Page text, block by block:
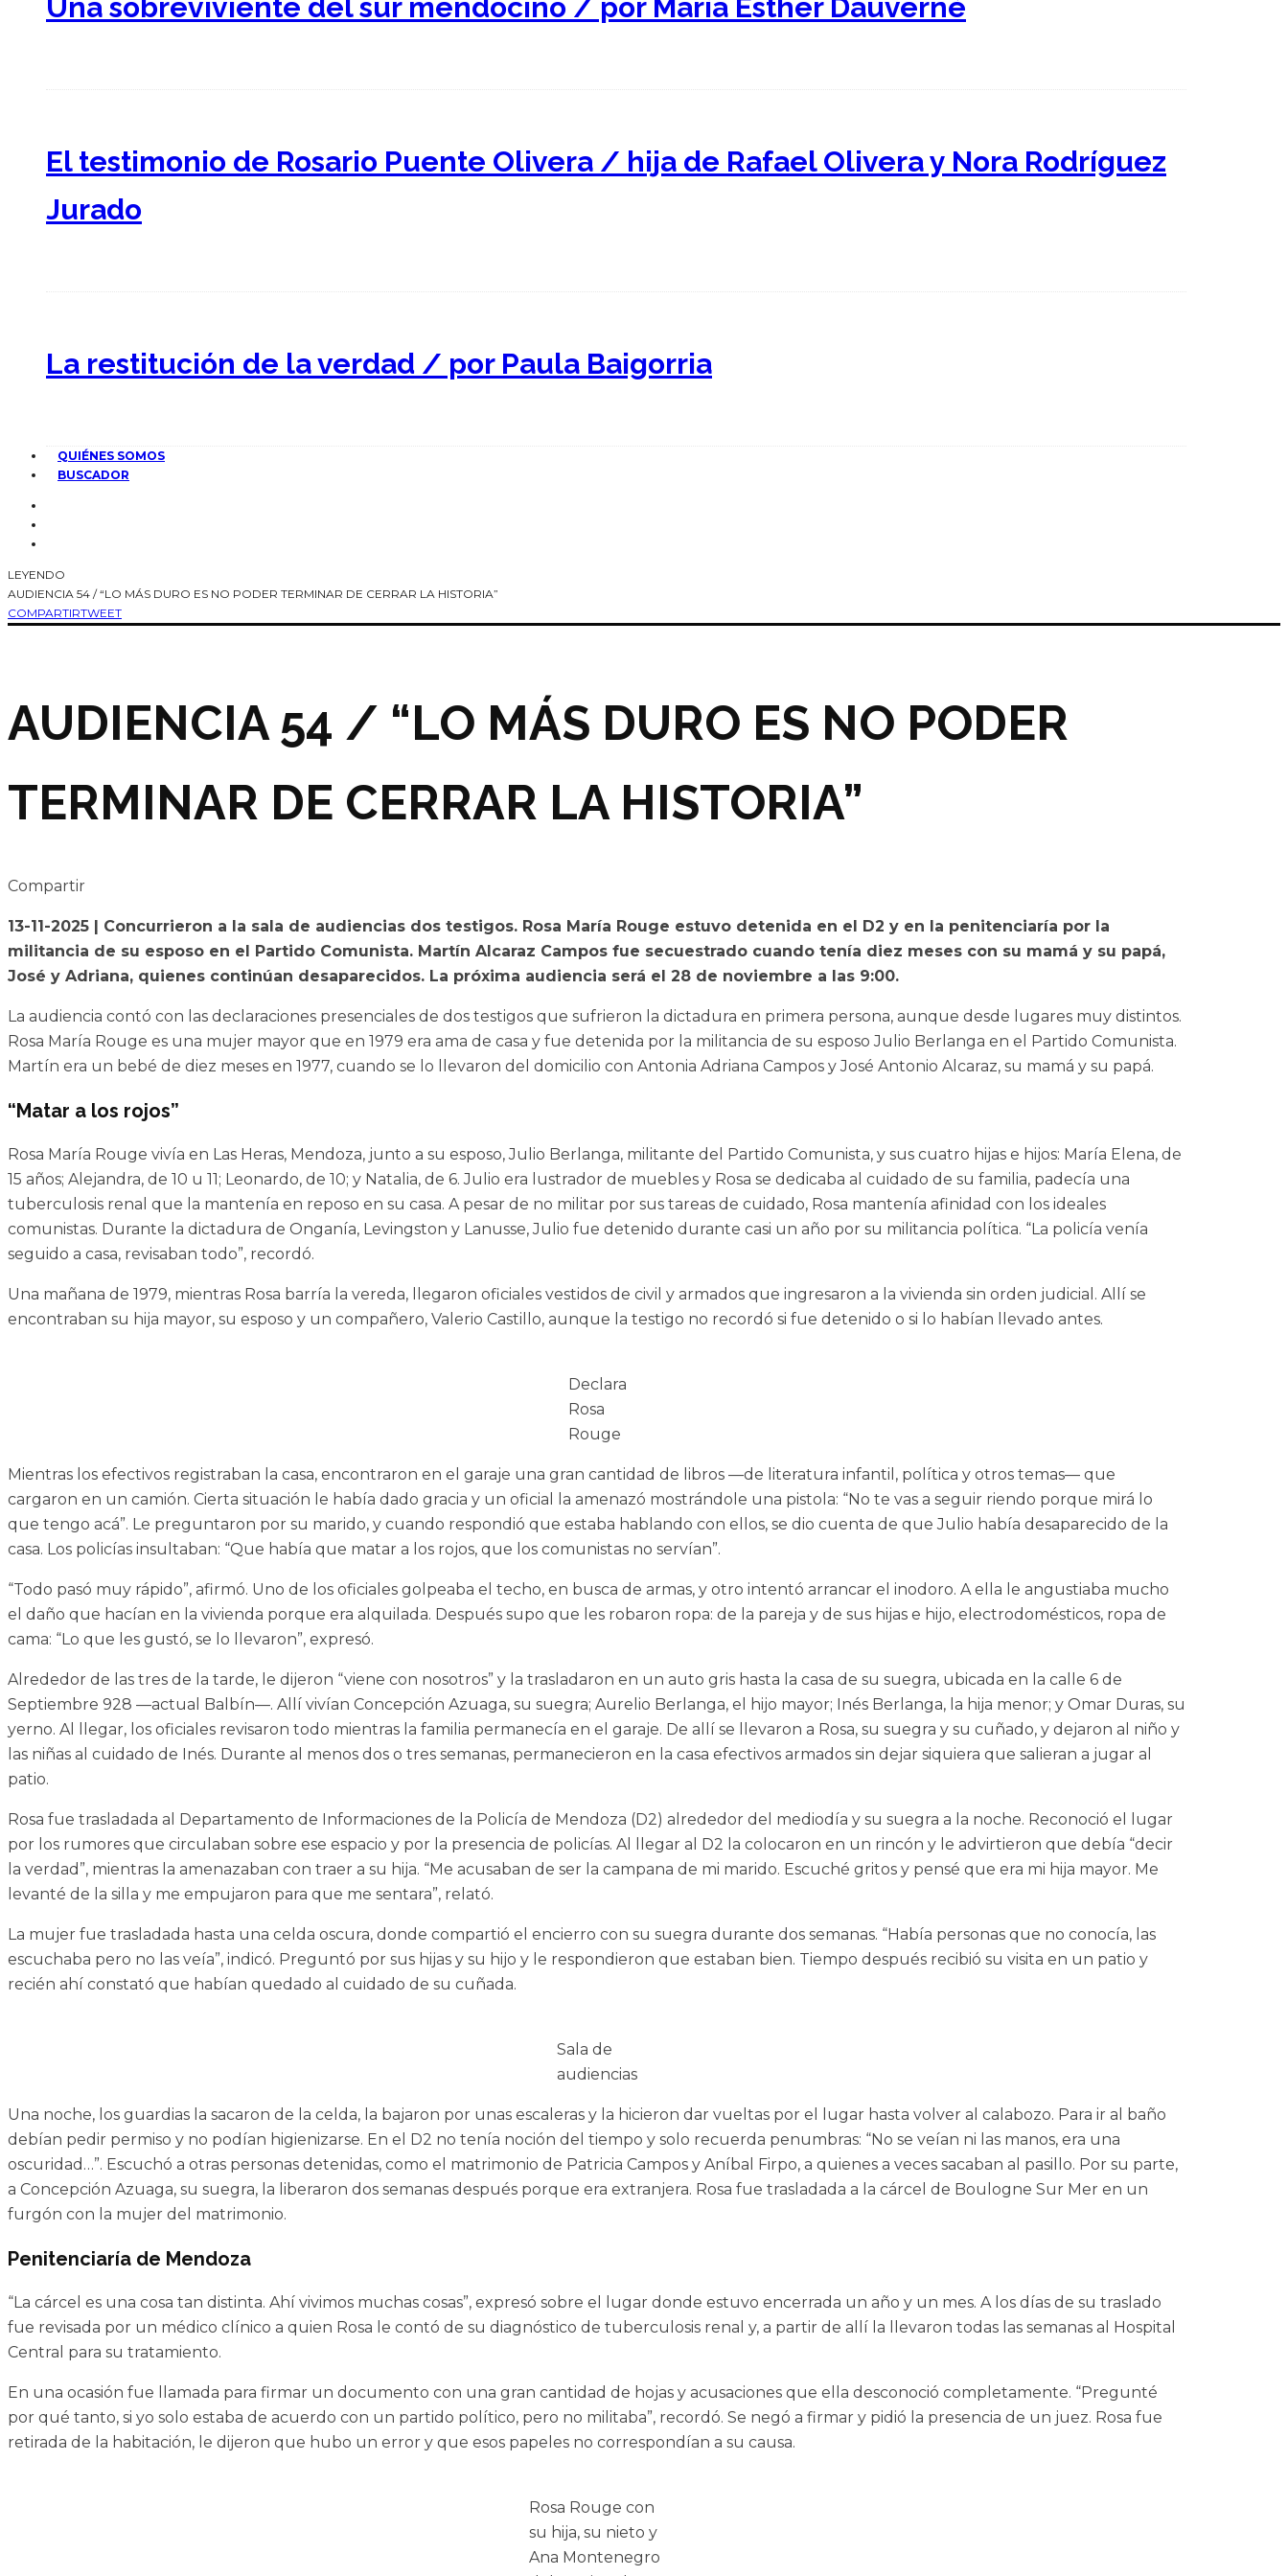
Una sobreviviente del sur mendocino / por María Esther Dauverné
El testimonio de Rosario Puente Olivera / hija de Rafael Olivera y Nora Rodríguez
Jurado
La restitución de la verdad / por Paula Baigorria
QUIÉNES SOMOS
BUSCADOR
LEYENDO
AUDIENCIA 54 / “LO MÁS DURO ES NO PODER TERMINAR DE CERRAR LA HISTORIA”
COMPARTIRTWEET
AUDIENCIA 54 / “LO MÁS DURO ES NO PODER
TERMINAR DE CERRAR LA HISTORIA”
Compartir
13-11-2025 | Concurrieron a la sala de audiencias dos testigos. Rosa María Rouge estuvo detenida en el D2 y en la penitenciaría por la
militancia de su esposo en el Partido Comunista. Martín Alcaraz Campos fue secuestrado cuando tenía diez meses con su mamá y su papá,
José y Adriana, quienes continúan desaparecidos. La próxima audiencia será el 28 de noviembre a las 9:00.
La audiencia contó con las declaraciones presenciales de dos testigos que sufrieron la dictadura en primera persona, aunque desde lugares muy distintos.
Rosa María Rouge es una mujer mayor que en 1979 era ama de casa y fue detenida por la militancia de su esposo Julio Berlanga en el Partido Comunista.
Martín era un bebé de diez meses en 1977, cuando se lo llevaron del domicilio con Antonia Adriana Campos y José Antonio Alcaraz, su mamá y su papá.
“Matar a los rojos”
Rosa María Rouge vivía en Las Heras, Mendoza, junto a su esposo, Julio Berlanga, militante del Partido Comunista, y sus cuatro hijas e hijos: María Elena, de
15 años; Alejandra, de 10 u 11; Leonardo, de 10; y Natalia, de 6. Julio era lustrador de muebles y Rosa se dedicaba al cuidado de su familia, padecía una
tuberculosis renal que la mantenía en reposo en su casa. A pesar de no militar por sus tareas de cuidado, Rosa mantenía afinidad con los ideales
comunistas. Durante la dictadura de Onganía, Levingston y Lanusse, Julio fue detenido durante casi un año por su militancia política. “La policía venía
seguido a casa, revisaban todo”, recordó.
Una mañana de 1979, mientras Rosa barría la vereda, llegaron oficiales vestidos de civil y armados que ingresaron a la vivienda sin orden judicial. Allí se
encontraban su hija mayor, su esposo y un compañero, Valerio Castillo, aunque la testigo no recordó si fue detenido o si lo habían llevado antes.
Declara
Rosa
Rouge
Mientras los efectivos registraban la casa, encontraron en el garaje una gran cantidad de libros —de literatura infantil, política y otros temas— que
cargaron en un camión. Cierta situación le había dado gracia y un oficial la amenazó mostrándole una pistola: “No te vas a seguir riendo porque mirá lo
que tengo acá”. Le preguntaron por su marido, y cuando respondió que estaba hablando con ellos, se dio cuenta de que Julio había desaparecido de la
casa. Los policías insultaban: “Que había que matar a los rojos, que los comunistas no servían”.
“Todo pasó muy rápido”, afirmó. Uno de los oficiales golpeaba el techo, en busca de armas, y otro intentó arrancar el inodoro. A ella le angustiaba mucho
el daño que hacían en la vivienda porque era alquilada. Después supo que les robaron ropa: de la pareja y de sus hijas e hijo, electrodomésticos, ropa de
cama: “Lo que les gustó, se lo llevaron”, expresó.
Alrededor de las tres de la tarde, le dijeron “viene con nosotros” y la trasladaron en un auto gris hasta la casa de su suegra, ubicada en la calle 6 de
Septiembre 928 —actual Balbín—. Allí vivían Concepción Azuaga, su suegra; Aurelio Berlanga, el hijo mayor; Inés Berlanga, la hija menor; y Omar Duras, su
yerno. Al llegar, los oficiales revisaron todo mientras la familia permanecía en el garaje. De allí se llevaron a Rosa, su suegra y su cuñado, y dejaron al niño y
las niñas al cuidado de Inés. Durante al menos dos o tres semanas, permanecieron en la casa efectivos armados sin dejar siquiera que salieran a jugar al
patio.
Rosa fue trasladada al Departamento de Informaciones de la Policía de Mendoza (D2) alrededor del mediodía y su suegra a la noche. Reconoció el lugar
por los rumores que circulaban sobre ese espacio y por la presencia de policías. Al llegar al D2 la colocaron en un rincón y le advirtieron que debía “decir
la verdad”, mientras la amenazaban con traer a su hija. “Me acusaban de ser la campana de mi marido. Escuché gritos y pensé que era mi hija mayor. Me
levanté de la silla y me empujaron para que me sentara”, relató.
La mujer fue trasladada hasta una celda oscura, donde compartió el encierro con su suegra durante dos semanas. “Había personas que no conocía, las
escuchaba pero no las veía”, indicó. Preguntó por sus hijas y su hijo y le respondieron que estaban bien. Tiempo después recibió su visita en un patio y
recién ahí constató que habían quedado al cuidado de su cuñada.
Sala de
audiencias
Una noche, los guardias la sacaron de la celda, la bajaron por unas escaleras y la hicieron dar vueltas por el lugar hasta volver al calabozo. Para ir al baño
debían pedir permiso y no podían higienizarse. En el D2 no tenía noción del tiempo y solo recuerda penumbras: “No se veían ni las manos, era una
oscuridad…”. Escuchó a otras personas detenidas, como el matrimonio de Patricia Campos y Aníbal Firpo, a quienes a veces sacaban al pasillo. Por su parte,
a Concepción Azuaga, su suegra, la liberaron dos semanas después porque era extranjera. Rosa fue trasladada a la cárcel de Boulogne Sur Mer en un
furgón con la mujer del matrimonio.
Penitenciaría de Mendoza
“La cárcel es una cosa tan distinta. Ahí vivimos muchas cosas”, expresó sobre el lugar donde estuvo encerrada un año y un mes. A los días de su traslado
fue revisada por un médico clínico a quien Rosa le contó de su diagnóstico de tuberculosis renal y, a partir de allí la llevaron todas las semanas al Hospital
Central para su tratamiento.
En una ocasión fue llamada para firmar un documento con una gran cantidad de hojas y acusaciones que ella desconoció completamente. “Pregunté
por qué tanto, si yo solo estaba de acuerdo con un partido político, pero no militaba”, recordó. Se negó a firmar y pidió la presencia de un juez. Rosa fue
retirada de la habitación, le dijeron que hubo un error y que esos papeles no correspondían a su causa.
Rosa Rouge con
su hija, su nieto y
Ana Montenegro